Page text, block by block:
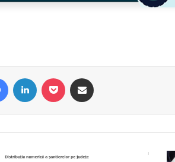
FacebookLinkedIn Pocket
77